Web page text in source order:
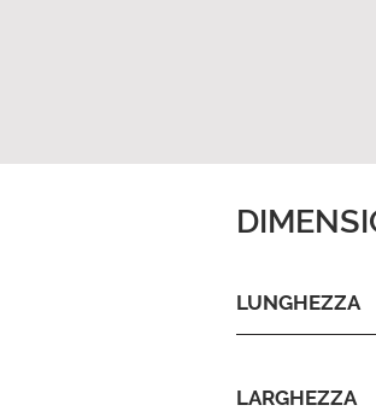
LUNGHEZZA
LARGHEZZA